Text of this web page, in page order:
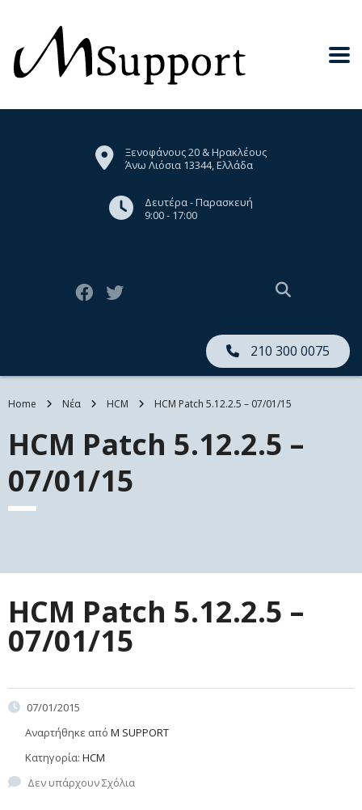
Ξενοφάνους 20 & Ηρακλέους
Άνω Λιόσια 13344, Ελλάδα
Δευτέρα - Παρασκευή
9:00 - 17:00
210 300 0075
Home Νέα HCM HCM Patch 5.12.2.5 – 07/01/15
HCM Patch 5.12.2.5 –
07/01/15
HCM Patch 5.12.2.5 –
07/01/15
07/01/2015
Αναρτήθηκε από M SUPPORT
Κατηγορία: HCM
Δεν υπάρχουν Σχόλια